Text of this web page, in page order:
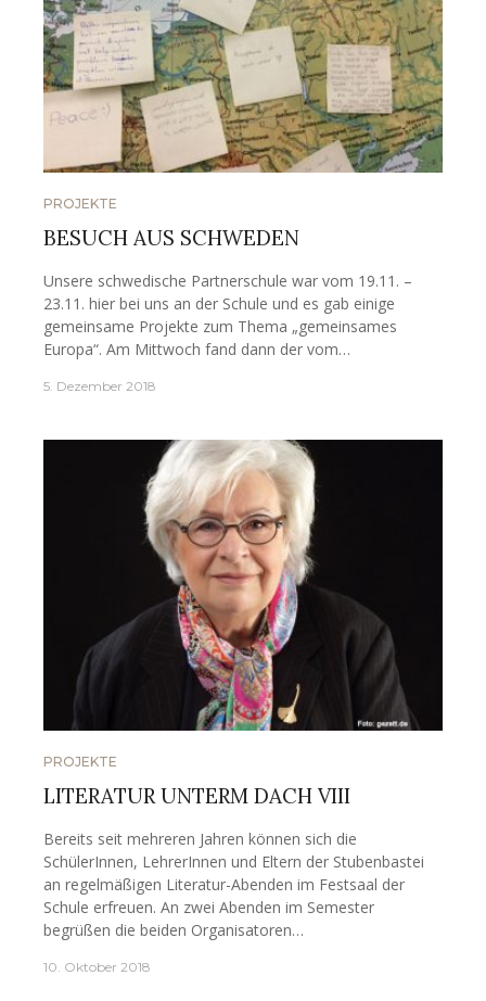
PROJEKTE
BESUCH AUS SCHWEDEN
Unsere schwedische Partnerschule war vom 19.11. –
23.11. hier bei uns an der Schule und es gab einige
gemeinsame Projekte zum Thema „gemeinsames
Europa“. Am Mittwoch fand dann der vom…
5. Dezember 2018
PROJEKTE
LITERATUR UNTERM DACH VIII
Bereits seit mehreren Jahren können sich die
SchülerInnen, LehrerInnen und Eltern der Stubenbastei
an regelmäßigen Literatur-Abenden im Festsaal der
Schule erfreuen. An zwei Abenden im Semester
begrüßen die beiden Organisatoren…
10. Oktober 2018